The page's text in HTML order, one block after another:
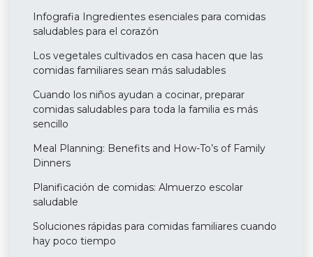
Infografia Ingredientes esenciales para comidas
saludables para el corazón
Los vegetales cultivados en casa hacen que las
comidas familiares sean más saludables
Cuando los niños ayudan a cocinar, preparar
comidas saludables para toda la familia es más
sencillo
Meal Planning: Benefits and How-To’s of Family
Dinners
Planificación de comidas: Almuerzo escolar
saludable
Soluciones rápidas para comidas familiares cuando
hay poco tiempo